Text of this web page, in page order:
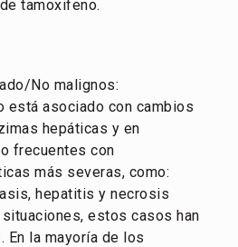
tamoxifeno.
No malignos:
está asociado con cambios
hepáticas y en
frecuentes con
más severas, como:
hepatitis y necrosis
situaciones, estos casos han
En la mayoría de los